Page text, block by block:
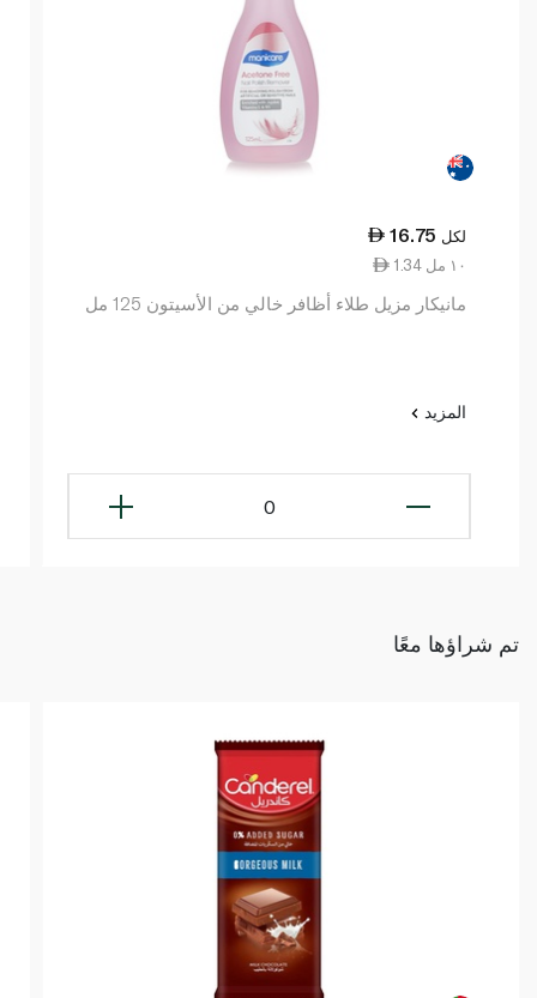
16.75 لكل
1.34 ١٠ مل
مانيكار مزيل طلاء أظافر خالي من الأسيتون 125 مل
المزيد
0
تم شراؤها معًا